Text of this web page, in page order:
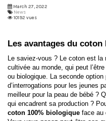
March 27, 2022
News
10192 vues
Les avantages du
Le saviez-vous ? Le coton est la
cultivée au monde, qui peut
ou biologique. La seconde option
d’interrogations pour les jeunes
meilleur pour la peau de bébé ?
qui encadrent sa production ?
coton 100% biologique face au